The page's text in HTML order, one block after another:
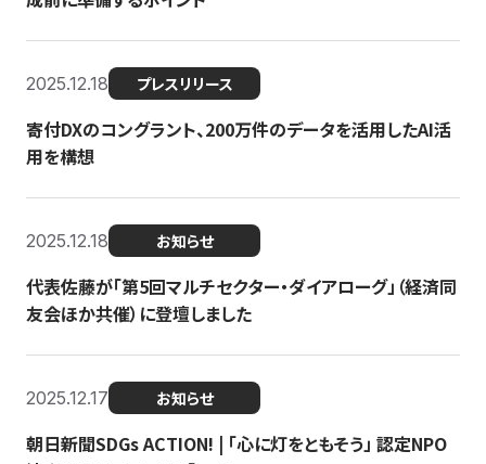
2025.12.18 プレスリリース
寄付DXのコングラント、200万件のデータを活用したAI活
用を構想
2025.12.18 お知らせ
代表佐藤が「第5回マルチセクター・ダイアローグ」（経済同
友会ほか共催）に登壇しました
2025.12.17 お知らせ
朝日新聞SDGs ACTION! | 「心に灯をともそう」 認定NPO